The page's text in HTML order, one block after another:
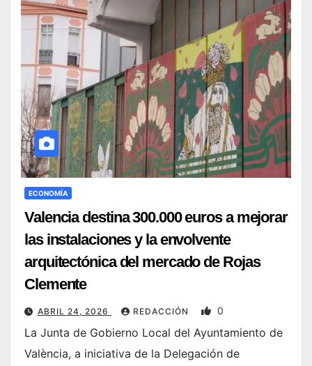
ECONOMÍA
Valencia destina 300.000 euros a mejorar
las instalaciones y la envolvente
arquitectónica del mercado de Rojas
Clemente
ABRIL 24, 2026 REDACCIÓN 0
La Junta de Gobierno Local del Ayuntamiento de
València, a iniciativa de la Delegación de